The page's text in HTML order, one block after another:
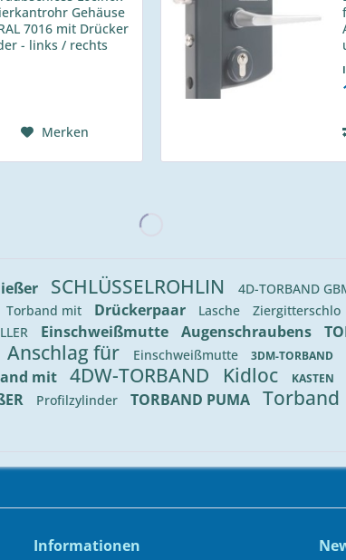
Gehäuse
7016 mit Drücker
- links / rechts
mit 25mm
bis 20mm...
Merken
SCHLÜSSELROHLIN 4D-TORBAND
Torband mit Drückerpaar Lasche Ziergitterschlo
Einschweißmutte Augenschraubens
Anschlag für Einschweißmutte 3DM-TORBAND
mit 4DW-TORBAND Kidloc KASTEN
Profilzylinder TORBAND PUMA Torband
Informationen